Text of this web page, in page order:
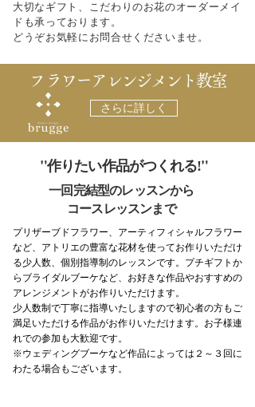
大切なギフト、こだわりのお花のオーダーメイ
ドも承っております。
どうぞお気軽にお問合せくださいませ。
​フラワーアレンジメント教室
さらに詳しく
プリザーブドフラワー、アーティフィシャルフラワー
など、アトリエの豊富な花材を使ってお作りいただけ
る少人数、個別指導制のレッスンです。プチギフトか
らブライダルブーケなど、お好きな作品やおすすめの
アレンジメントがお作りいただけます。
少人数制で丁寧に指導いたしますので初心者の方もご
満足いただける作品がお作りいただけます。お子様連
れでの参加も大歓迎です。
※ウェディングブーケなど作品によっては２～３回に
わたる場合もございます。
"作りたい作品がつくれる!"
一回完結型のレッスンから
コースレッスンまで